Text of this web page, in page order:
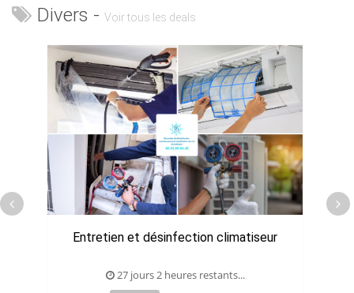
Divers - Voir tous les deals
Entretien et désinfection climatiseur
27 jours 2 heures restants...